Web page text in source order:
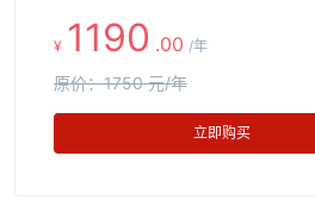
¥ 1190 .00 /年
原价：1750 元/年
立即购买